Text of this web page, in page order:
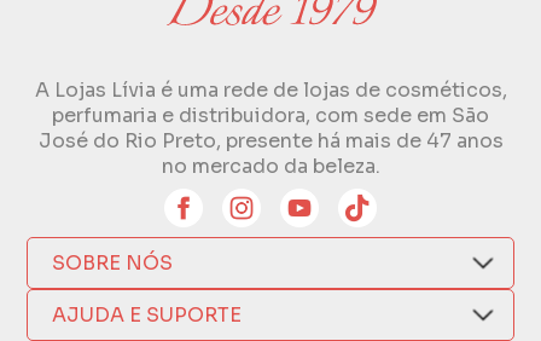
A Lojas Lívia é uma rede de lojas de cosméticos,
perfumaria e distribuidora, com sede em São
José do Rio Preto, presente há mais de 47 anos
no mercado da beleza.
SOBRE NÓS
Quem Somos
Compra Segura
AJUDA E SUPORTE